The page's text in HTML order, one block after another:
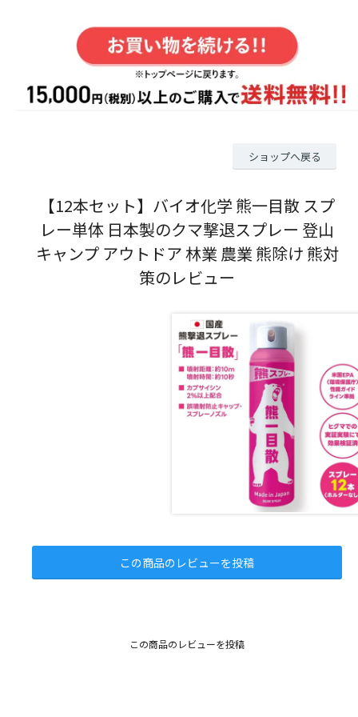
ショップへ戻る
【12本セット】バイオ化学 熊一目散 スプ
レー単体 日本製のクマ撃退スプレー 登山
キャンプ アウトドア 林業 農業 熊除け 熊対
策のレビュー
この商品のレビューを投稿
この商品のレビューを投稿